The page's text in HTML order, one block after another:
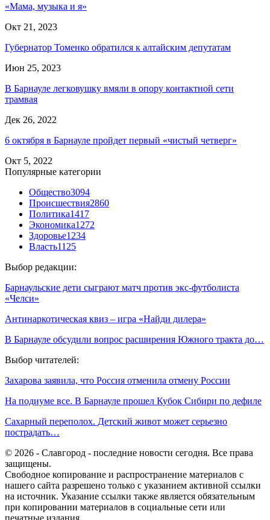
«Мама, музыка и я»
Окт 21, 2023
Губернатор Томенко обратился к алтайским депутатам
Июн 25, 2023
В Барнауле легковушку вмяли в опору контактной сети
трамвая
Дек 26, 2022
6 октября в Барнауле пройдет первый «чистый четверг»
Окт 5, 2022
Популярные категории
Общество3094
Происшествия2860
Политика1417
Экономика1272
Здоровье1234
Власть1125
Выбор редакции:
Барнаульские дети сыграют матч против экс-футболиста
«Челси»
Антинаркотическая квиз – игра «Найди дилера»
В Барнауле обсудили вопрос расширения Южного тракта до…
Выбор читателей:
Захарова заявила, что Россия отменила отмену России
На подиуме все. В Барнауле прошел Кубок Сибири по дефиле
Сахарный переполох. Детский живот может серьезно
пострадать…
© 2026 - Славгород - последние новости сегодня. Все права
защищены.
Свободное копирование и распространение материалов с
нашего сайта разрешено только с указанием активной ссылки
на источник. Указание ссылки также является обязательным
при копировании материалов в социальные сети или
печатные издания.